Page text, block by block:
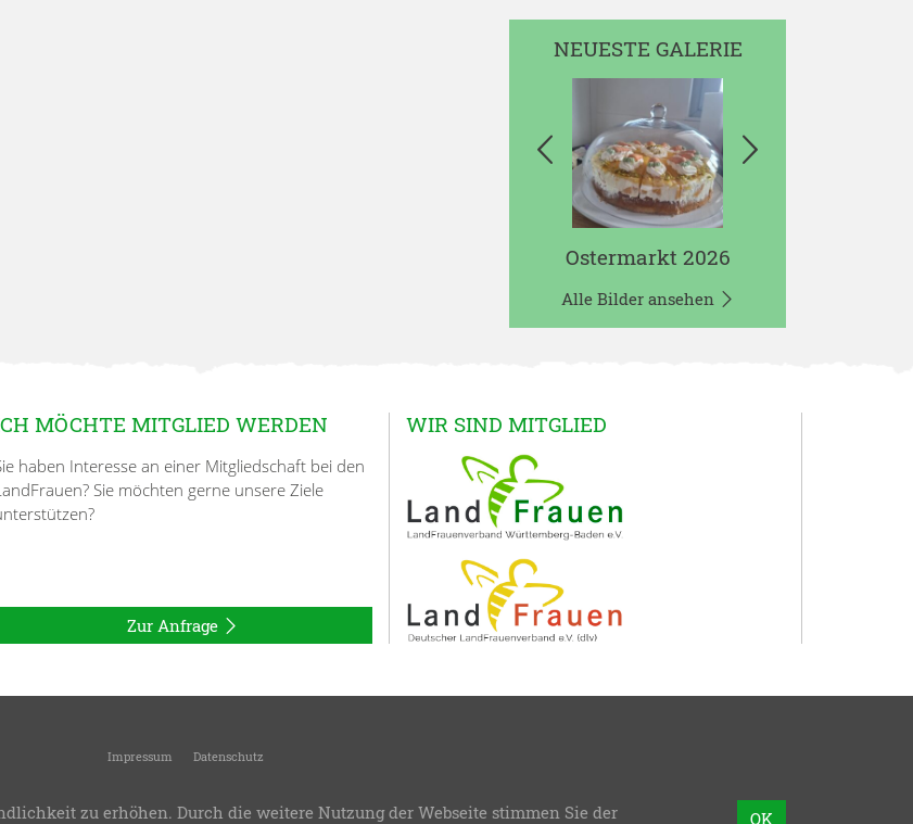
NEUESTE GALERIE
Ostermarkt 2026
Alle Bilder ansehen
MÖCHTE MITGLIED WERDEN
haben Interesse an einer Mitgliedschaft bei den
Sie möchten gerne unsere Ziele
Zur Anfrage
WIR SIND MITGLIED
Impressum
Datenschutz
LandFrauenverband Württemberg-Baden e.V.-Design & Programmierung:bzweic GmbH OK
zu erhöhen. Durch die weitere Nutzung der Webseite stimmen Sie der